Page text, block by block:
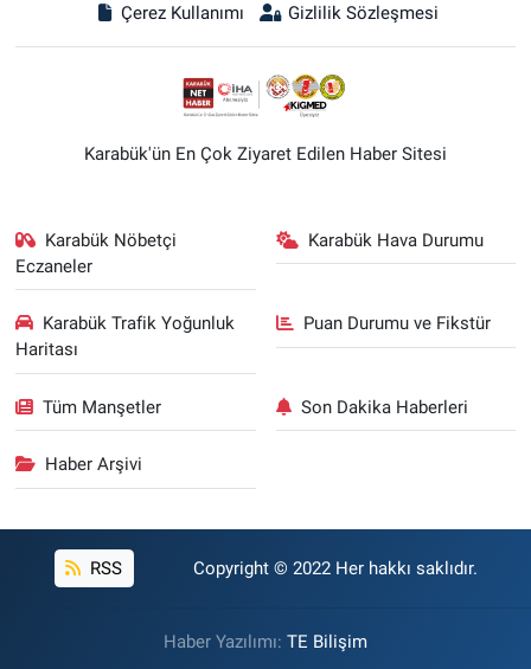
Çerez Kullanımı
Gizlilik Sözleşmesi
Karabük'ün En Çok Ziyaret Edilen Haber Sitesi
Karabük Nöbetçi
Eczaneler
Karabük Hava Durumu
Karabük Trafik Yoğunluk
Haritası
Puan Durumu ve Fikstür
Tüm Manşetler Son Dakika Haberleri
Haber Arşivi
RSS Copyright © 2022 Her hakkı saklıdır.
Haber Yazılımı: TE Bilişim